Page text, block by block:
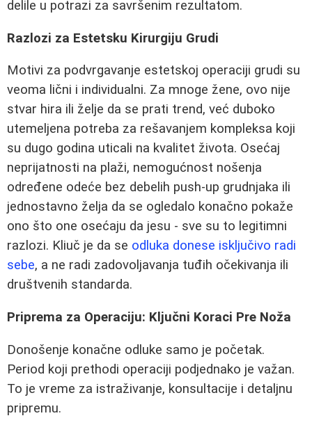
delile u potrazi za savršenim rezultatom.
Razlozi za Estetsku Kirurgiju Grudi
Motivi za podvrgavanje estetskoj operaciji grudi su
veoma lični i individualni. Za mnoge žene, ovo nije
stvar hira ili želje da se prati trend, već duboko
utemeljena potreba za rešavanjem kompleksa koji
su dugo godina uticali na kvalitet života. Osećaj
neprijatnosti na plaži, nemogućnost nošenja
određene odeće bez debelih push-up grudnjaka ili
jednostavno želja da se ogledalo konačno pokaže
ono što one osećaju da jesu - sve su to legitimni
razlozi. Kliuč je da se odluka donese isključivo radi
sebe, a ne radi zadovoljavanja tuđih očekivanja ili
društvenih standarda.
Priprema za Operaciju: Ključni Koraci Pre Noža
Donošenje konačne odluke samo je početak.
Period koji prethodi operaciji podjednako je važan.
To je vreme za istraživanje, konsultacije i detaljnu
pripremu.